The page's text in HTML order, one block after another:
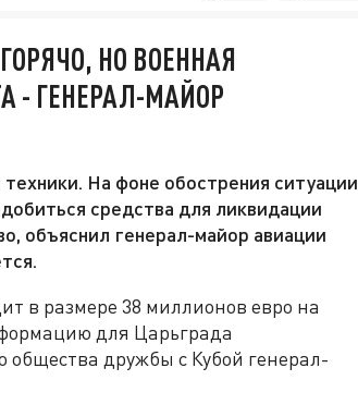
НО ВОЕННАЯ
- ГЕНЕРАЛ-МАЙОР
На фоне обострения ситуации
средства для ликвидации
объяснил генерал-майор авиации
в размере 38 миллионов евро на
для Царьграда
общества дружбы с Кубой генерал-